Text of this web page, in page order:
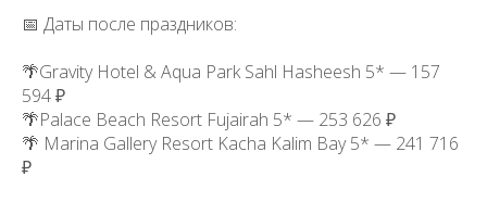
📅 Даты после праздников:
🌴Gravity Hotel & Aqua Park Sahl Hasheesh 5* — 157
594 ₽
🌴Palace Beach Resort Fujairah 5* — 253 626 ₽
🌴 Marina Gallery Resort Kacha Kalim Bay 5* — 241 716
₽